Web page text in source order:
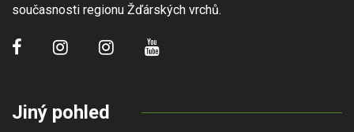
současnosti regionu Žďárských vrchů.
Jiný pohled